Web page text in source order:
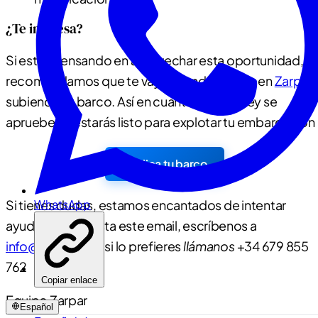
WhatsApp
Copiar enlace
Español
¿Te interesa?
Si estás pensando en aprovechar esta oportunidad, te
recomendamos que te vayas dando de alta enZarpar
subiendo tu barco. Así en cuanto la nueva ley se
apruebe ya estarás listo para explotar tu embarcación
Publica tu barco
Si tienes dudas, estamos encantados de intentar
ayudarte, contesta este email, escríbenos a
info@zarpar.eu
o si lo prefieresllámanos+34 679 855
762
Equipo Zarpar